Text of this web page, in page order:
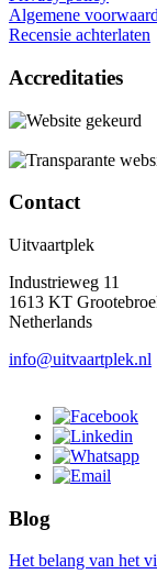
Algemene
Recensie achterlaten
Accreditaties
Contact
Uitvaartplek
Industrieweg 11
1613 KT
Netherlands
info@uitvaartplek.nl
Blog
Het belang van het